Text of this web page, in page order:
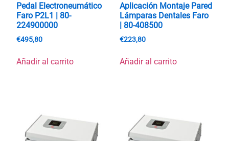
Pedal Electroneumático
Faro P2L1 | 80-
224900000
€495,80
Añadir al carrito
Aplicación Montaje Pared
Lámparas Dentales Faro
| 80-408500
€223,80
Añadir al carrito